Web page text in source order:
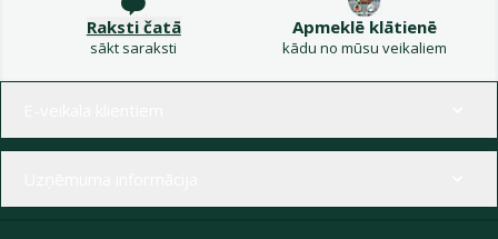
Raksti čatā
sākt saraksti
Apmeklē klātienē
kādu no mūsu veikaliem